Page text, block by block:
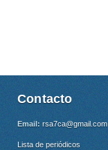
Contacto
Email: rsa7ca@gmail.com
Lista de periódicos